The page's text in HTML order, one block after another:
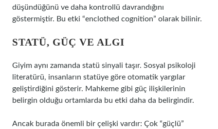
düşündüğünü ve daha kontrollü davrandığını
göstermiştir. Bu etki “enclothed cognition” olarak bilinir.
STATÜ, GÜÇ VE ALGI
Giyim aynı zamanda statü sinyali taşır. Sosyal psikoloji
literatürü, insanların statüye göre otomatik yargılar
geliştirdiğini gösterir. Mahkeme gibi güç ilişkilerinin
belirgin olduğu ortamlarda bu etki daha da belirgindir.
Ancak burada önemli bir çelişki vardır: Çok “güçlü”